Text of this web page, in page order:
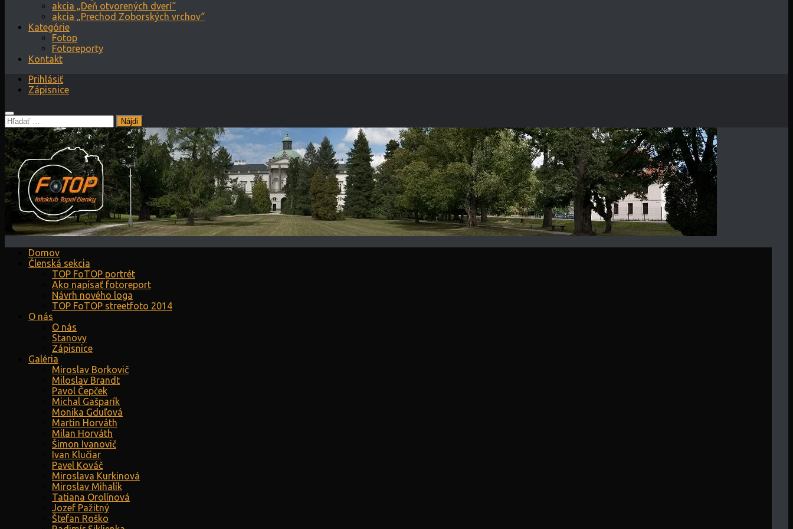
akcia „Deň otvorených dverí“
akcia „Prechod Zoborských vrchov“
Kategórie
Fotop
Fotoreporty
Kontakt
Prihlásiť
Zápisnice
Hľadať:
Domov
Členská sekcia
TOP FoTOP portrét
Ako napísať fotoreport
Návrh nového loga
TOP FoTOP streetfoto 2014
O nás
O nás
Stanovy
Zápisnice
Galéria
Miroslav Borkovič
Miloslav Brandt
Pavol Čepček
Michal Gašparík
Monika Gduľová
Martin Horváth
Milan Horváth
Šimon Ivanovič
Ivan Klučiar
Pavel Kováč
Miroslava Kurkinová
Miroslav Mihalík
Tatiana Orolínová
Jozef Pažitný
Štefan Roško